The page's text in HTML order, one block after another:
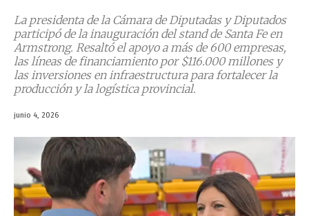
La presidenta de la Cámara de Diputadas y Diputados
participó de la inauguración del stand de Santa Fe en
Armstrong. Resaltó el apoyo a más de 600 empresas,
las líneas de financiamiento por $116.000 millones y
las inversiones en infraestructura para fortalecer la
producción y la logística provincial.
junio 4, 2026